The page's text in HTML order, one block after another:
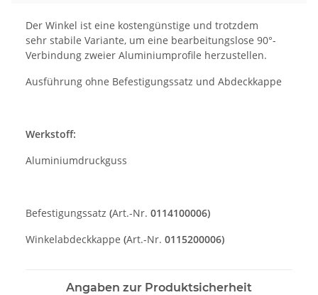
Der Winkel ist eine kostengünstige und trotzdem
sehr stabile Variante, um eine bearbeitungslose 90°-
Verbindung zweier Aluminiumprofile herzustellen.
Ausführung ohne Befestigungssatz und Abdeckkappe
Werkstoff:
Aluminiumdruckguss
Befestigungssatz (Art.-Nr. 0114100006)
Winkelabdeckkappe (Art.-Nr. 0115200006)
Angaben zur Produktsicherheit